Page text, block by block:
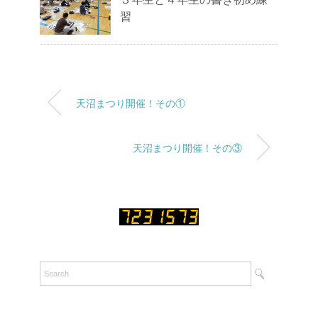
習
天沼まつり開催！その①
天沼まつり開催！その③